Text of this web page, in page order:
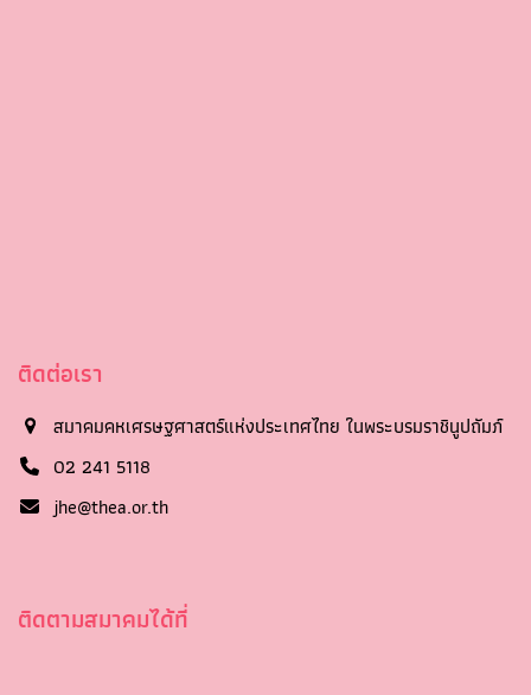
ติดต่อเรา
สมาคมคหเศรษฐศาสตร์แห่งประเทศไทย ในพระบรมราชินูปถัมภ์
02 241 5118
jhe@thea.or.th
ติดตามสมาคมได้ที่